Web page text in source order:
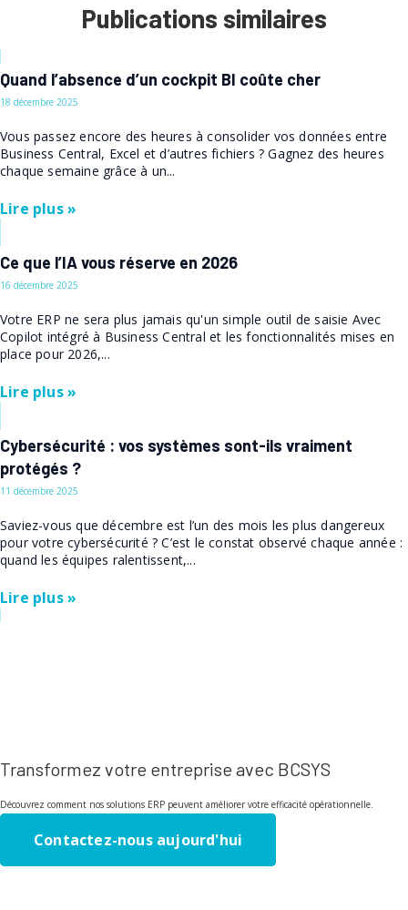
Publications similaires
Quand l’absence d’un cockpit BI coûte cher
18 décembre 2025
Vous passez encore des heures à consolider vos données entre
Business Central, Excel et d’autres fichiers ? Gagnez des heures
chaque semaine grâce à un...
Lire plus »
Ce que l’IA vous réserve en 2026
16 décembre 2025
Votre ERP ne sera plus jamais qu'un simple outil de saisie Avec
Copilot intégré à Business Central et les fonctionnalités mises en
place pour 2026,...
Lire plus »
Cybersécurité : vos systèmes sont-ils vraiment
protégés ?
11 décembre 2025
Saviez-vous que décembre est l’un des mois les plus dangereux
pour votre cybersécurité ? C’est le constat observé chaque année :
quand les équipes ralentissent,...
Lire plus »
Transformez votre entreprise avec BCSYS
Découvrez comment nos solutions ERP peuvent améliorer votre efficacité opérationnelle.
Contactez-nous aujourd'hui